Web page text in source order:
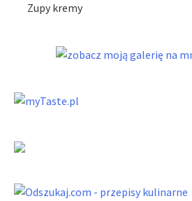
Zupy kremy